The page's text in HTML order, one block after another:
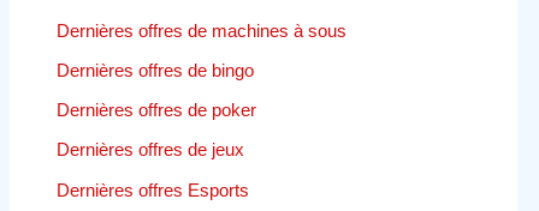
Dernières offres de machines à sous
Dernières offres de bingo
Dernières offres de poker
Dernières offres de jeux
Dernières offres Esports